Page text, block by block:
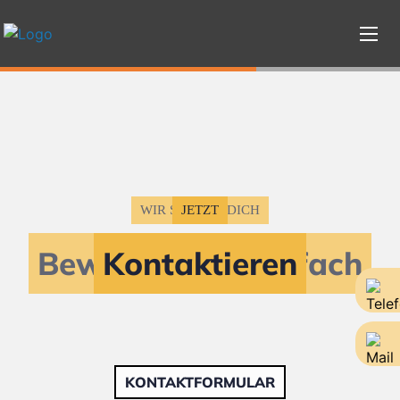
WIR SUCHEN DICH
Bewerbe dich einfach
KONTAKTFORMULAR
JETZT
Kontaktieren
KONTAKTFORMULAR
KONTAKTFORMULAR
KONTAKTFORMULAR